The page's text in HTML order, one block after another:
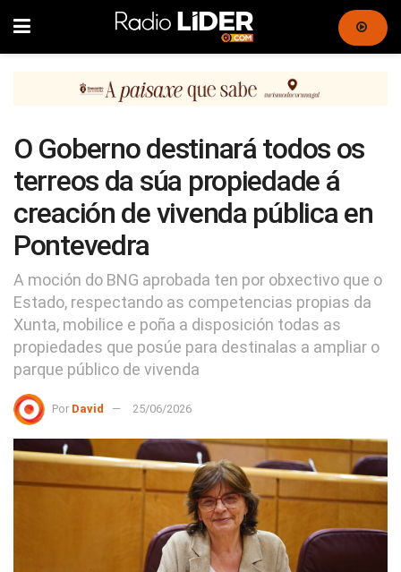
O Goberno destinará todos os
terreos da súa propiedade á
creación de vivenda pública en
Pontevedra
A moción do BNG aprobada ten por obxectivo que o
Estado, respectando as competencias propias da
Xunta, mobilice e poña a disposición todas as
propiedades que posúe para destinalas a ampliar o
parque público de vivenda
Por David 25/06/2026